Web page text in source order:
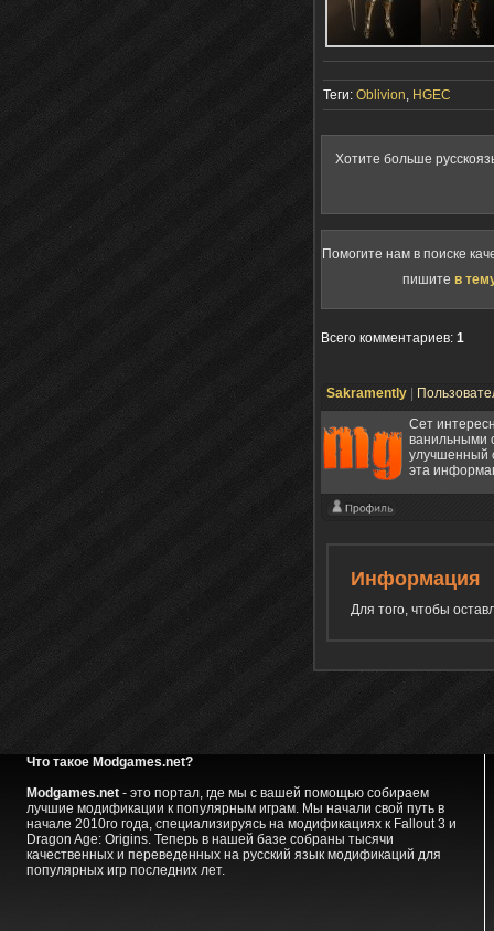
Теги: Oblivion, HGEC
Хотите больше
Помогите нам в поиске
пишите в
Всего комментариев: 1
Sakramently
Сет
ванильными
улучшенный
эта
Информация
Для того, чтобы
Что такое Modgames.net?
Modgames.net- это портал, где мы с вашей помощью собираем
лучшие модификации к популярным играм. Мы начали свой путь в
начале 2010го года, специализируясь на модификациях к Fallout 3 и
Dragon Age: Origins. Теперь в нашей базе собраны тысячи
качественных и переведенных на русский язык модификаций для
популярных игр последних лет.